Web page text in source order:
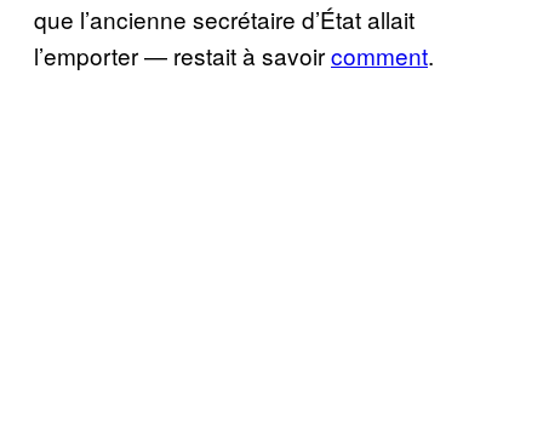
que l’ancienne secrétaire d’État allait
l’emporter — restait à savoircomment.